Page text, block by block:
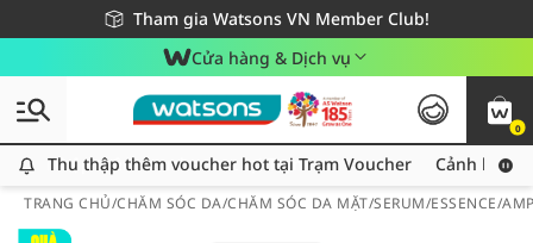
Tham gia Watsons VN Member Club!
Miễn phí giao hàng cho đơn hàng từ 249,000Đ
Giao hàng nhanh 24h - Áp dụng khu vực TP. Hồ Chí Minh
Cửa hàng & Dịch vụ
0
Thu thập thêm voucher hot tại Trạm Voucher
Thu thập thêm voucher hot tại Trạm Voucher Cảnh báo
TRANG CHỦ/CHĂM SÓC DA/CHĂM SÓC DA MẶT/SERUM/ESSENCE/